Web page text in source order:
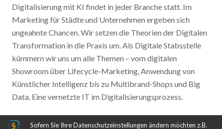
Digitalisierung mit KI findet in jeder Branche statt. Im
Marketing für Städte und Unternehmen ergeben sich
ungeahnte Chancen. Wir setzen die Theorien der Digitalen
Transformation in die Praxis um. Als Digitale Stabsstelle
kümmern wir uns um alle Themen – vom digitalen
Showroom über Lifecycle-Marketing, Anwendung von
Künstlicher Intelligenz bis zu Multibrand-Shops und Big
Data. Eine vernetzte IT im Digitalisierungsprozess.
Sofern Sie Ihre Datenschutzeinstellungen ändern möchten z.B.